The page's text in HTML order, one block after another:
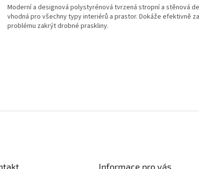
Moderní a designová polystyrénová tvrzená stropní a stěnová
vhodná pro všechny typy interiérů a prastor. Dokáže efektivně
problému zakrýt drobné praskliny.
Informace pro vás